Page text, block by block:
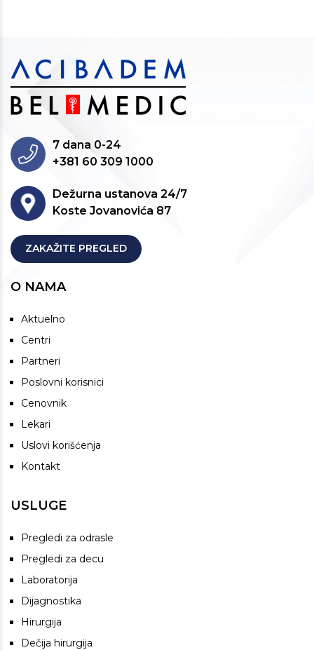
7 dana 0-24
+381 60 309 1000
Dežurna ustanova 24/7
Koste Jovanovića 87
ZAKAŽITE PREGLED
O NAMA
Aktuelno
Centri
Partneri
Poslovni korisnici
Cenovnik
Lekari
Uslovi korišćenja
Kontakt
USLUGE
Pregledi za odrasle
Pregledi za decu
Laboratorija
Dijagnostika
Hirurgija
Dečija hirurgija